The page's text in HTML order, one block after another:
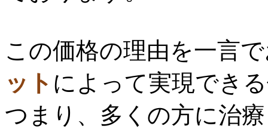
この価格の理由を一言
ット によって実現でき
つまり、多くの方に治